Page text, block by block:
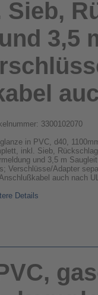
3,5
3300102070
in PVC, d40,
inkl. Sieb,
und 3,5 m
Verschlüsse/Adapter
auch nach
Details